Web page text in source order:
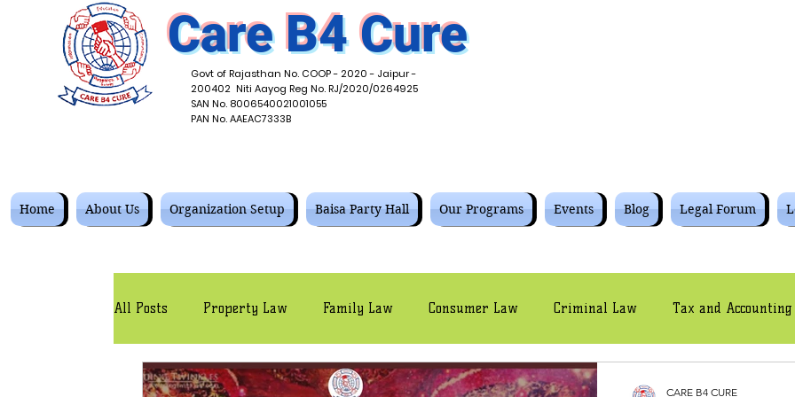
Care B4 Cure
Govt of Rajasthan No. COOP - 2020 - Jaipur -
200402 Niti Aayog Reg No. RJ/2020/0264925
SAN No. 8006540021001055
PAN No. AAEAC7333B
Home About Us Organization Setup Baisa Party Hall Our Programs Events Blog Legal Forum
All Posts Property Law Family Law Consumer Law Criminal Law Tax and
Corporate Law Contracts Law Civil Law Intellectual Property Law
CARE B4 CURE